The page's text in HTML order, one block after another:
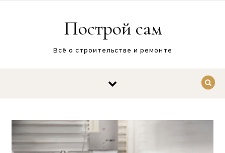
Построй сам
Всё о строительстве и ремонте